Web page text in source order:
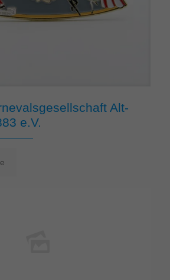
Alt-
e.V.